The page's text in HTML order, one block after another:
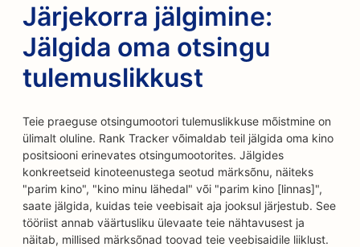
Järjekorra jälgimine:
Jälgida oma otsingu
tulemuslikkust
Teie praeguse otsingumootori tulemuslikkuse mõistmine on
ülimalt oluline. Rank Tracker võimaldab teil jälgida oma kino
positsiooni erinevates otsingumootorites. Jälgides
konkreetseid kinoteenustega seotud märksõnu, näiteks
"parim kino", "kino minu lähedal" või "parim kino [linnas]",
saate jälgida, kuidas teie veebisait aja jooksul järjestub. See
tööriist annab väärtusliku ülevaate teie nähtavusest ja
näitab, millised märksõnad toovad teie veebisaidile liiklust.